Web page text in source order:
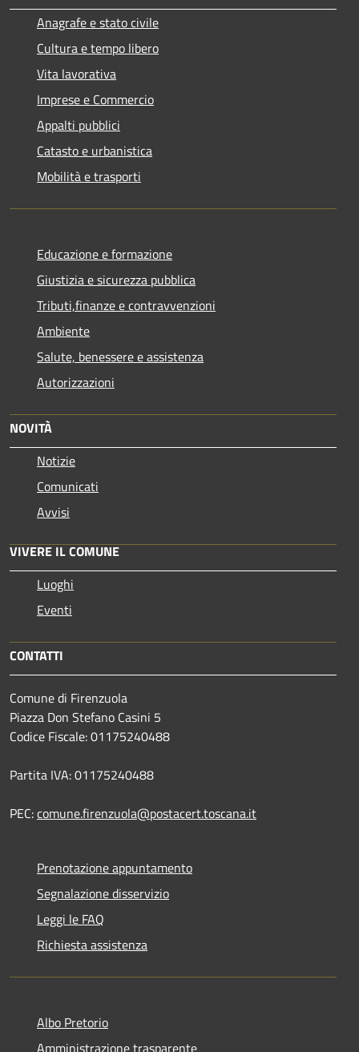
Anagrafe e stato civile
Cultura e tempo libero
Vita lavorativa
Imprese e Commercio
Appalti pubblici
Catasto e urbanistica
Mobilità e trasporti
Educazione e formazione
Giustizia e sicurezza pubblica
Tributi,finanze e contravvenzioni
Ambiente
Salute, benessere e assistenza
Autorizzazioni
NOVITÀ
Notizie
Comunicati
Avvisi
VIVERE IL COMUNE
Luoghi
Eventi
CONTATTI
Comune di Firenzuola
Piazza Don Stefano Casini 5
Codice Fiscale: 01175240488
Partita IVA: 01175240488
PEC:comune.firenzuola@postacert.toscana.it
Prenotazione appuntamento
Segnalazione disservizio
Leggi le FAQ
Richiesta assistenza
Albo Pretorio
Amministrazione trasparente